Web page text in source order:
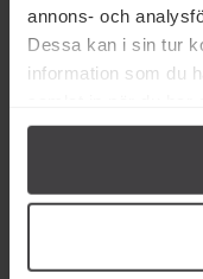
annons- och
Dessa kan i sin tur
information som du
Garant Skivad Rödbeta